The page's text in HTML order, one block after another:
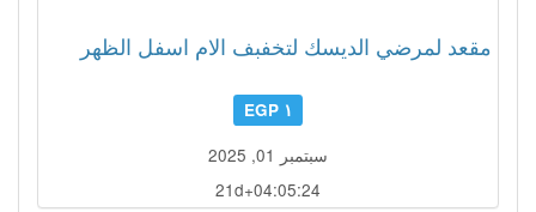
مقعد لمرضي الديسك لتخفبف الام اسفل الظهر
١ EGP
سبتمبر 01, 2025
21d+04:05:21